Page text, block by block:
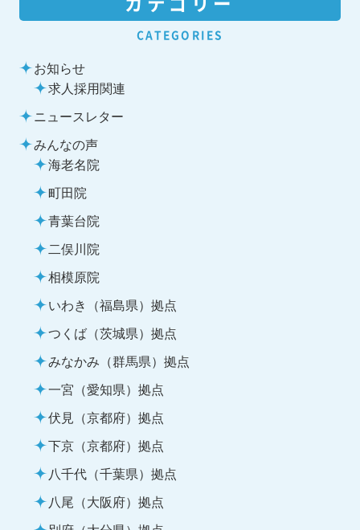
CATEGORIES
お知らせ
求人採用関連
ニュースレター
みんなの声
海老名院
町田院
青葉台院
二俣川院
相模原院
いわき（福島県）拠点
つくば（茨城県）拠点
みなかみ（群馬県）拠点
一宮（愛知県）拠点
伏見（京都府）拠点
下京（京都府）拠点
八千代（千葉県）拠点
八尾（大阪府）拠点